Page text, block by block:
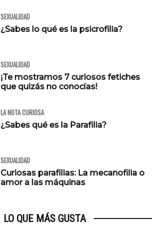
SEXUALIDAD
¿Sabes lo qué es la psicrofilia?
SEXUALIDAD
¡Te mostramos 7 curiosos fetiches
que quizás no conocías!
LA NOTA CURIOSA
¿Sabes qué es la Parafilia?
SEXUALIDAD
Curiosas parafilias: La mecanofilia o
amor a las máquinas
LO QUE MÁS GUSTA